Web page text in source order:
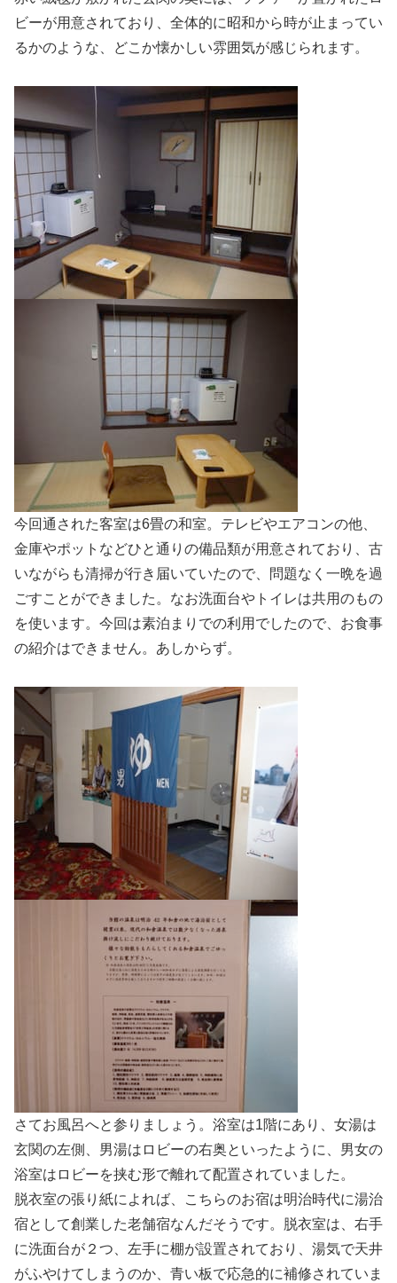
ビーが用意されており、全体的に昭和から時が止まってい
るかのような、どこか懐かしい雰囲気が感じられます。
今回通された客室は6畳の和室。テレビやエアコンの他、
金庫やポットなどひと通りの備品類が用意されており、古
いながらも清掃が行き届いていたので、問題なく一晩を過
ごすことができました。なお洗面台やトイレは共用のもの
を使います。今回は素泊まりでの利用でしたので、お食事
の紹介はできません。あしからず。
さてお風呂へと参りましょう。浴室は1階にあり、女湯は
玄関の左側、男湯はロビーの右奥といったように、男女の
浴室はロビーを挟む形で離れて配置されていました。
脱衣室の張り紙によれば、こちらのお宿は明治時代に湯治
宿として創業した老舗宿なんだそうです。脱衣室は、右手
に洗面台が２つ、左手に棚が設置されており、湯気で天井
がふやけてしまうのか、青い板で応急的に補修されていま